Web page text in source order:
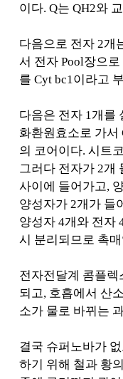
이다. Q는 QH2와
다음으로 전자 2개
서 전자 Pool장으로
를 Cyt bc1 이라고
다음은 전자 1개를
화환원효소로 가서
의 코어이다. 시트
그러다 전자가 2개
사이에 들어가고,
양성자가 2개가 들
양성자 4개와 전자
시 분리되므로 촉
전자전달계 콤플
되고, 호흡에서 산
소가 물로 바뀌는
결국 슈퍼노바가
하기 위해 철과 황